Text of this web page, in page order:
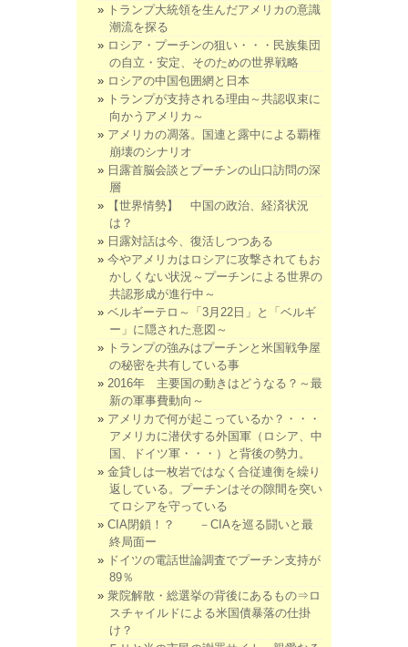
トランプ大統領を生んだアメリカの意識
潮流を探る
ロシア・プーチンの狙い・・・民族集団
の自立・安定、そのための世界戦略
ロシアの中国包囲網と日本
トランプが支持される理由～共認収束に
向かうアメリカ～
アメリカの凋落。国連と露中による覇権
崩壊のシナリオ
日露首脳会談とプーチンの山口訪問の深
層
【世界情勢】 中国の政治、経済状況
は？
日露対話は今、復活しつつある
今やアメリカはロシアに攻撃されてもお
かしくない状況～プーチンによる世界の
共認形成が進行中～
ベルギーテロ～「3月22日」と「ベルギ
ー」に隠された意図～
トランプの強みはプーチンと米国戦争屋
の秘密を共有している事
2016年 主要国の動きはどうなる？～最
新の軍事費動向～
アメリカで何が起こっているか？・・・
アメリカに潜伏する外国軍（ロシア、中
国、ドイツ軍・・・）と背後の勢力。
金貸しは一枚岩ではなく合従連衡を繰り
返している。プーチンはその隙間を突い
てロシアを守っている
CIA閉鎖！？ －CIAを巡る闘いと最
終局面ー
ドイツの電話世論調査でプーチン支持が
89％
衆院解散・総選挙の背後にあるもの⇒ロ
スチャイルドによる米国債暴落の仕掛
け？